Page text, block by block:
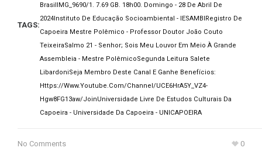
TAGS:
Brasil
IMG_9690/1. 7.69 GB. 18h00. Domingo - 28 De Abril De
2024 Instituto De Educação Socioambiental - IESAMBI Registro De
Capoeira Mestre Polêmico - Professor Doutor João Couto
TeixeiraSalmo 21 - Senhor; Sois Meu Louvor Em Meio À Grande
Assembleia - Mestre PolêmicoSegunda Leitura Salete
LibardoniSeja Membro Deste Canal E Ganhe Benefícios:
Https://www.youtube.com/channel/UCE6HrA5Y_VZ4-
Hgw8FG13aw/joinUniversidade Livre De Estudos Culturais Da
Capoeira - Universidade Da Capoeira - UNICAPOEIRA
No Comments 0